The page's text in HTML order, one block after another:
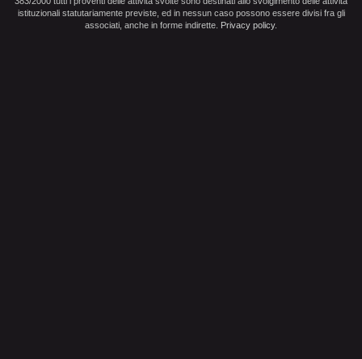
istituzionali statutariamente previste, ed in nessun caso possono essere divisi fra gli
associati, anche in forme indirette. Privacy policy.